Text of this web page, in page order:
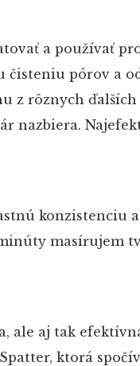
a používať
čisteniu pórov a
z rôznych
nazbiera.
konzistenciu
masírujem
ale aj tak
ktorá